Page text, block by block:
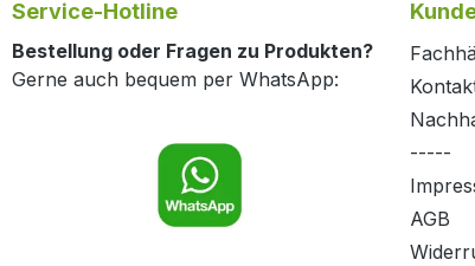
Service-Hotline
Bestellung oder Fragen zu Produkten?
Gerne auch bequem per WhatsApp:
-----
AGB